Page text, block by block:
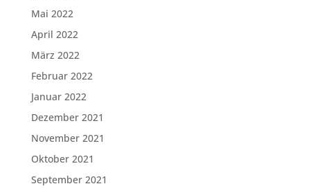
Mai 2022
April 2022
März 2022
Februar 2022
Januar 2022
Dezember 2021
November 2021
Oktober 2021
September 2021